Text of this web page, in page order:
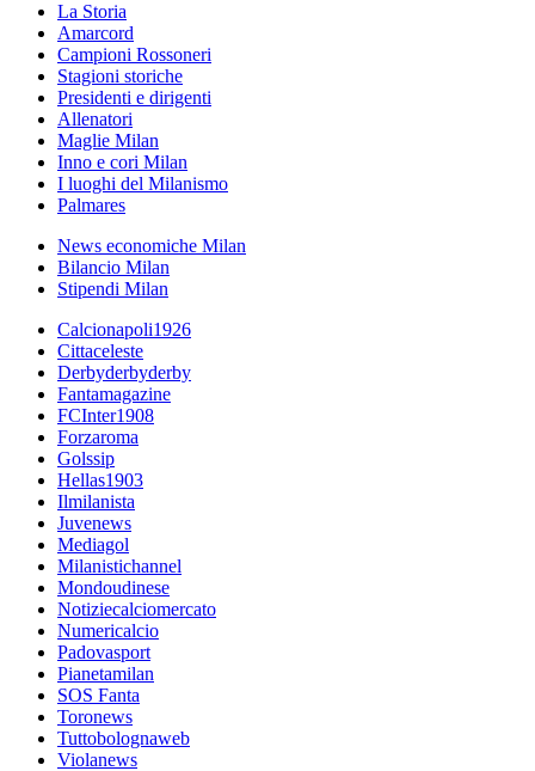
La Storia
Amarcord
Campioni Rossoneri
Stagioni storiche
Presidenti e dirigenti
Allenatori
Maglie Milan
Inno e cori Milan
I luoghi del Milanismo
Palmares
News economiche Milan
Bilancio Milan
Stipendi Milan
Calcionapoli1926
Cittaceleste
Derbyderbyderby
Fantamagazine
FCInter1908
Forzaroma
Golssip
Hellas1903
Ilmilanista
Juvenews
Mediagol
Milanistichannel
Mondoudinese
Notiziecalciomercato
Numericalcio
Padovasport
Pianetamilan
SOS Fanta
Toronews
Tuttobolognaweb
Violanews